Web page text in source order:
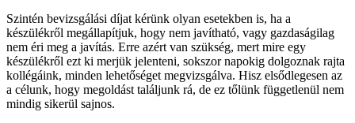
Szintén bevizsgálási díjat kérünk olyan esetekben is, ha a
készülékről megállapítjuk, hogy nem javítható, vagy gazdaságilag
nem éri meg a javítás. Erre azért van szükség, mert mire egy
készülékről ezt ki merjük jelenteni, sokszor napokig dolgoznak rajta
kollégáink, minden lehetőséget megvizsgálva. Hisz elsődlegesen az
a célunk, hogy megoldást találjunk rá, de ez tőlünk függetlenül nem
mindig sikerül sajnos.